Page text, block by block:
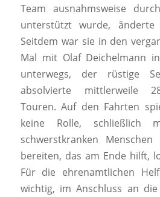
Team ausnahmsweise
unterstützt wurde,
Seitdem war sie in den
Mal mit Olaf Deichelmann
unterwegs, der rüstige
absolvierte mittlerweile
Touren. Auf den Fahrten
keine Rolle, schließlich
schwerstkranken
bereiten, das am Ende hilft,
Für die ehrenamtlichen
wichtig, im Anschluss an